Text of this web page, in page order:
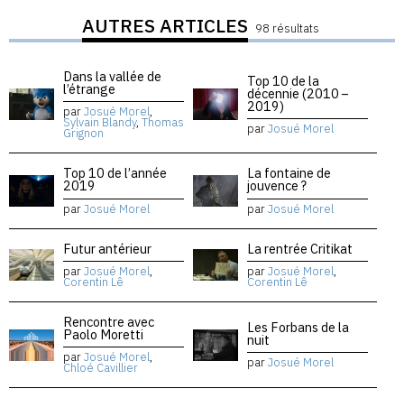
AUTRES ARTICLES 98 résultats
Dans la vallée de
l’étrange
parJosué Morel,
Sylvain Blandy, Thomas
Grignon
Top 10 de la
décennie (2010 –
2019)
parJosué Morel
Top 10 de l’année
2019
parJosué Morel
La fontaine de
jouvence ?
parJosué Morel
Futur antérieur
parJosué Morel,
Corentin Lê
La rentrée Critikat
parJosué Morel,
Corentin Lê
Rencontre avec
Paolo Moretti
parJosué Morel,
Chloé Cavillier
Les Forbans de la
nuit
parJosué Morel